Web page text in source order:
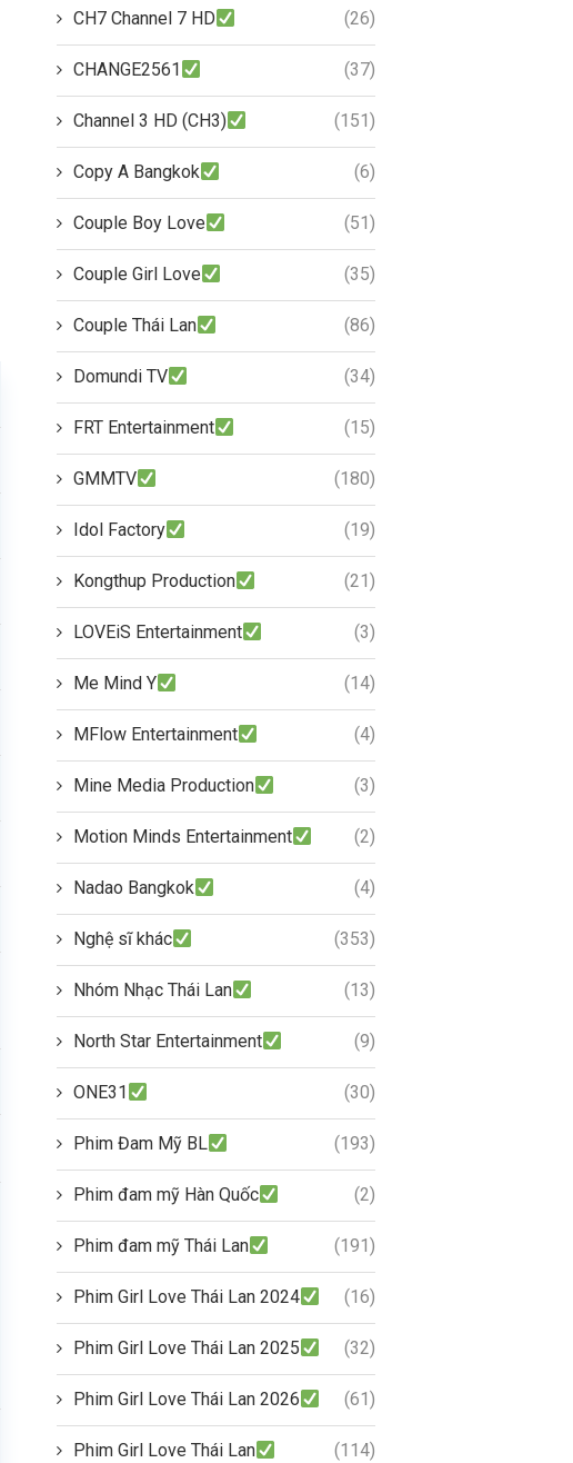
CH7 Channel 7 HD (26)
CHANGE2561 (37)
Channel 3 HD (CH3) (151)
Copy A Bangkok (6)
Couple Boy Love (51)
Couple Girl Love (35)
Couple Thái Lan (86)
Domundi TV (34)
FRT Entertainment (15)
GMMTV (180)
Idol Factory (19)
Kongthup Production (21)
LOVEiS Entertainment (3)
Me Mind Y (14)
MFlow Entertainment (4)
Mine Media Production (3)
Motion Minds Entertainment (2)
Nadao Bangkok (4)
Nghệ sĩ khác (353)
Nhóm Nhạc Thái Lan (13)
North Star Entertainment (9)
ONE31 (30)
Phim Đam Mỹ BL (193)
Phim đam mỹ Hàn Quốc (2)
Phim đam mỹ Thái Lan (191)
Phim Girl Love Thái Lan 2024 (16)
Phim Girl Love Thái Lan 2025 (32)
Phim Girl Love Thái Lan 2026 (61)
Phim Girl Love Thái Lan (114)